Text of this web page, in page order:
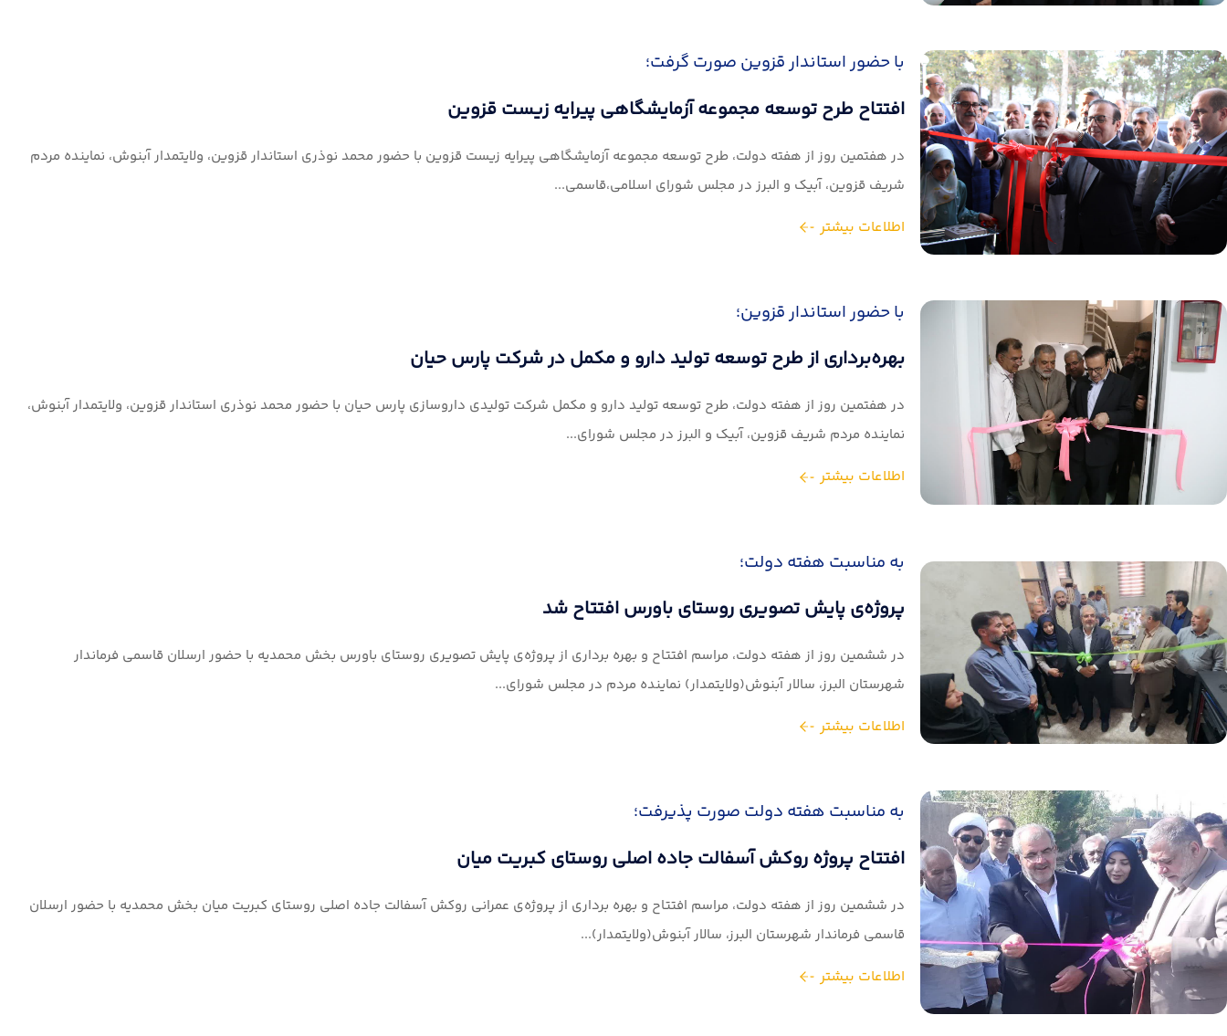
با حضور استاندار قزوین صورت گرفت؛
افتتاح طرح توسعه مجموعه آزمایشگاهی پیرایه زیست قزوین
در هفتمین روز از هفته دولت، طرح توسعه مجموعه آزمایشگاهی پیرایه زیست قزوین با حضور محمد نوذری استاندار قزوین، ولایتمدار آبنوش، نماینده مردم
شریف قزوین، آبیک و البرز در مجلس شورای اسلامی،قاسمی...
اطلاعات بیشتر
با حضور استاندار قزوین؛
بهره‌برداری از طرح توسعه تولید دارو و مکمل در شرکت پارس حیان
در هفتمین روز از هفته دولت، طرح توسعه تولید دارو و مکمل شرکت تولیدی داروسازی پارس حیان با حضور محمد نوذری استاندار قزوین، ولایتمدار آبنوش،
نماینده مردم شریف قزوین، آبیک و البرز در مجلس شورای...
اطلاعات بیشتر
به مناسبت هفته دولت؛
پروژه‌ی پایش تصویری روستای باورس افتتاح شد
در ششمین روز از هفته دولت، مراسم افتتاح و بهره برداری از پروژه‌‌ی پایش تصویری روستای باورس بخش محمدیه با حضور ارسلان قاسمی فرماندار
شهرستان البرز، سالار آبنوش(ولایتمدار) نماینده مردم در مجلس شورای...
اطلاعات بیشتر
به مناسبت هفته دولت صورت پذیرفت؛
افتتاح پروژه روکش آسفالت جاده اصلی روستای کبریت میان
در ششمین روز از هفته دولت، مراسم افتتاح و بهره برداری از پروژه‌‌ی عمرانی روکش آسفالت جاده اصلی روستای کبریت میان بخش محمدیه با حضور ارسلان
قاسمی فرماندار شهرستان البرز، سالار آبنوش(ولایتمدار)...
اطلاعات بیشتر